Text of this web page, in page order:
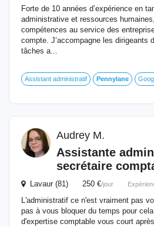
Forte de 10 années d’expérience en
administrative et ressources
compétences au service des
compte. J’accompagne les dirigeants
tâches a...
Assistant administratif Pennylane
Audrey M.
Assistante
secrétaire
Lavaur (81) 250 €/jour
L'administratif ce n'est vraiment pas
pas à vous bloquer du temps pour
d'expertise comptable vous court